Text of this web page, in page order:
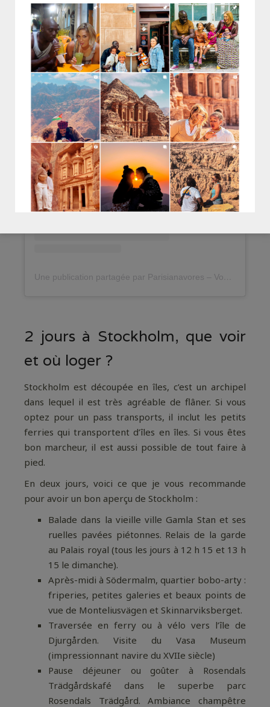
Voir cette publication sur Instagram
2 jours à Stockholm, que voir
et où loger ?
Stockholm est découpée en îles, c’est un archipel
dans lequel il est très agréable de flâner. Si vous
optez pour un pass transports, il inclut les petits
ferries qui transportent d’îles en îles. Si vous êtes
bon marcheur, il est aussi possible de tout faire à
pied.
En deux jours, voici ce que je vous recommande
pour avoir un bon aperçu de Stockholm :
Balade dans la vieille ville Gamla Stan et ses
ruelles pavées piétonnes. Relais de la garde
au Palais royal (tous les jours à 12 h 15 et 13 h
15 le dimanche).
Après-midi à Södermalm, quartier bobo-arty :
friperies, petites galeries et beaux points de
vue de Monteliusvägen et Skinnarviksberget.
Traversée en ferry ou à vélo vers l’île de
Djurgården. Visite du Vasa Museum
(impressionnant navire du XVIIe siècle)
Pause déjeuner ou goûter à Rosendals
Trädgårdskafé dans le superbe parc
Rosendals Trädgård. Ambiance champêtre